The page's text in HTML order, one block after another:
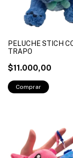
PELUCHE STICH
TRAPO
$11.000,00